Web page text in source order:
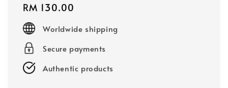
Regular
price
RM 130.00
Worldwide shipping
Secure payments
Authentic products